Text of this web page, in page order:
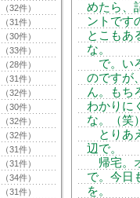
（32件）
（31件）
（30件）
（33件）
（28件）
（31件）
（32件）
（30件）
（32件）
（32件）
（31件）
（31件）
（34件）
（31件）
めたら、
ントです
とこもあ
な。
で。い
のですが
ん。もち
わかりに
な。（笑
とりあ
辺で。
帰宅。
で。今日
を。